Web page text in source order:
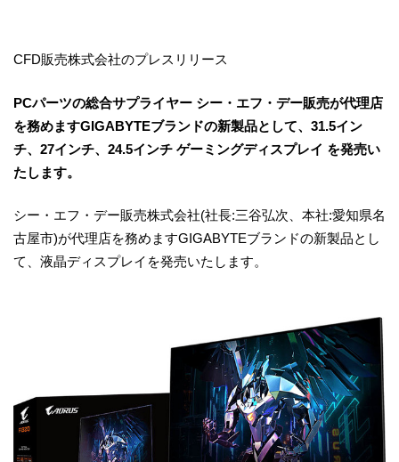
CFD販売株式会社のプレスリリース
PCパーツの総合サプライヤー シー・エフ・デー販売が代理店
を務めますGIGABYTEブランドの新製品として、31.5イン
チ、27インチ、24.5インチ ゲーミングディスプレイ を発売い
たします。
シー・エフ・デー販売株式会社(社長:三谷弘次、本社:愛知県名
古屋市)が代理店を務めますGIGABYTEブランドの新製品とし
て、液晶ディスプレイを発売いたします。